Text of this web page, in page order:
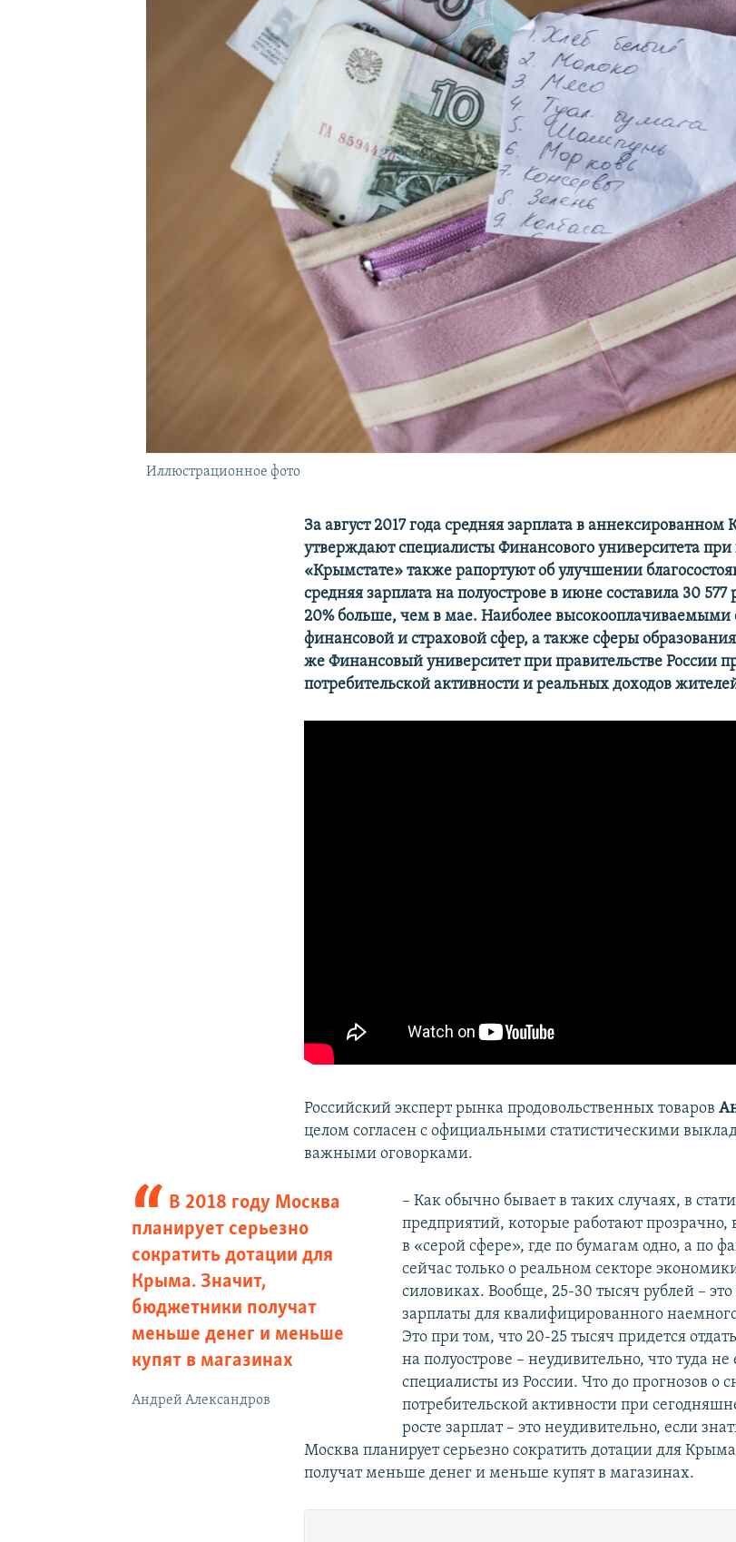
Иллюстрационное фото
За август 2017 года средняя зарплата в
утверждают специалисты Финансового университета при
«Крымстате» также рапортуют об улучшении
средняя зарплата на полуострове в июне составила 30 577
20% больше, чем в мае. Наиболее высокооплачиваемыми
финансовой и страховой сфер, а также сферы
же Финансовый университет при правительстве России
потребительской активности и реальных доходов
Российский эксперт рынка продовольственных товаров
целом согласен с официальными статистическими
важными оговорками.
В 2018 году Москва
планирует серьезно
сократить дотации для
Крыма. Значит,
бюджетники получат
меньше денег и меньше
купят в магазинах
Андрей Александров
– Как обычно бывает в таких случаях, в
предприятий, которые работают прозрачно,
в «серой сфере», где по бумагам одно, а по
сейчас только о реальном секторе
силовиках. Вообще, 25-30 тысяч рублей –
зарплаты для квалифицированного
Это при том, что 20-25 тысяч придется
на полуострове – неудивительно, что туда
специалисты из России. Что до прогнозов о
потребительской активности при
росте зарплат – это неудивительно, если
Москва планирует серьезно сократить дотации для
получат меньше денег и меньше купят в магазинах.